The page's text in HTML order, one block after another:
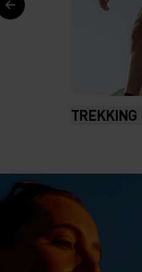
TREKKING